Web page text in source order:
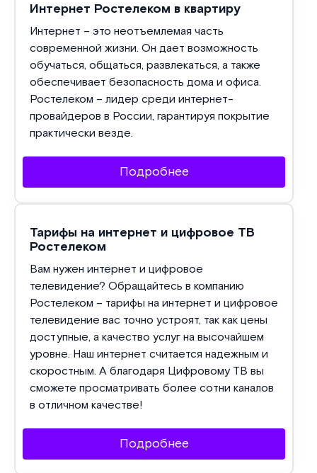
Интернет Ростелеком в квартиру
Интернет – это неотъемлемая часть
современной жизни. Он дает возможность
обучаться, общаться, развлекаться, а также
обеспечивает безопасность дома и офиса.
Ростелеком – лидер среди интернет-
провайдеров в России, гарантируя покрытие
практически везде.
Подробнее
Тарифы на интернет и цифровое ТВ
Ростелеком
Вам нужен интернет и цифровое
телевидение? Обращайтесь в компанию
Ростелеком – тарифы на интернет и цифровое
телевидение вас точно устроят, так как цены
доступные, а качество услуг на высочайшем
уровне. Наш интернет считается надежным и
скоростным. А благодаря Цифровому ТВ вы
сможете просматривать более сотни каналов
в отличном качестве!
Подробнее